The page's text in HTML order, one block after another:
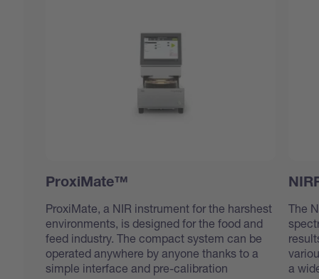
ProxiMate™
ProxiMate, a NIR instrument for the harshest
environments, is designed for the food and
feed industry. The compact system can be
operated anywhere by anyone thanks to a
simple interface and pre-calibration
The
a